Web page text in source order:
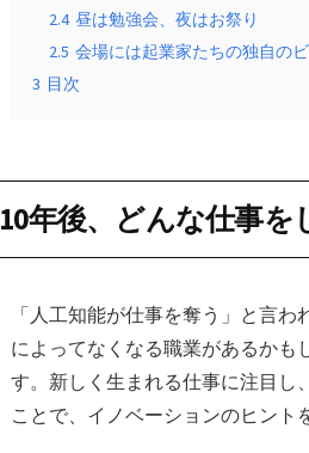
2.4 昼は勉強会、夜はお祭り
2.5 会場には起業家たちの独自の
3 目次
10年後、どんな仕事を
「人工知能が仕事を奪う」と言
によってなくなる職業があるかも
す。新しく生まれる仕事に注目し
ことで、イノベーションのヒント